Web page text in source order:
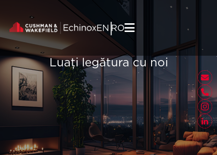
EN|RO
Luați legătura cu noi